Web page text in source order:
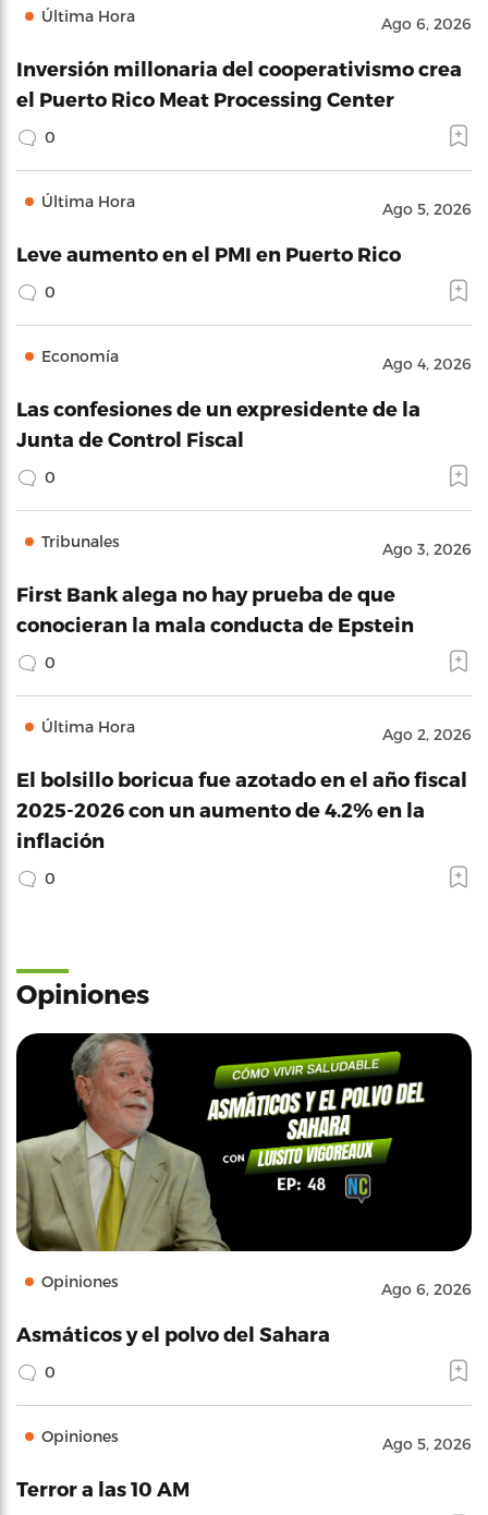
Última Hora Ago 6, 2026
Inversión millonaria del cooperativismo crea
el Puerto Rico Meat Processing Center
0
Última Hora Ago 5, 2026
Leve aumento en el PMI en Puerto Rico
0
Economía Ago 4, 2026
Las confesiones de un expresidente de la
Junta de Control Fiscal
0
Tribunales Ago 3, 2026
First Bank alega no hay prueba de que
conocieran la mala conducta de Epstein
0
Última Hora Ago 2, 2026
El bolsillo boricua fue azotado en el año fiscal
2025-2026 con un aumento de 4.2% en la
inflación
0
Opiniones
Opiniones Ago 6, 2026
Asmáticos y el polvo del Sahara
0
Opiniones Ago 5, 2026
Terror a las 10 AM